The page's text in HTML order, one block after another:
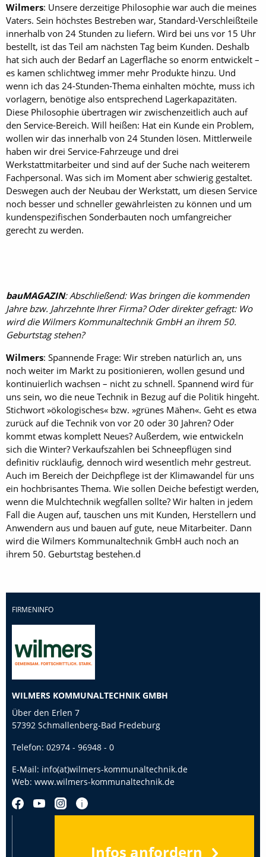
Wilmers: Unsere derzeitige Philosophie war auch die meines
Vaters. Sein höchstes Bestreben war, Standard-Verschleißteile
innerhalb von 24 Stunden zu liefern. Wird bei uns vor 15 Uhr
bestellt, ist das Teil am nächsten Tag beim Kunden. Deshalb
hat sich auch der Bedarf an Lagerfläche so enorm entwickelt –
es kamen schlichtweg immer mehr Produkte hinzu. Und
wenn ich das 24-Stunden-Thema einhalten möchte, muss ich
vorlagern, benötige also entsprechend Lagerkapazitäten.
Diese Philosophie übertragen wir zwischenzeitlich auch auf
den Service-Bereich. Will heißen: Hat ein Kunde ein Problem,
wollen wir das innerhalb von 24 Stunden lösen. Mittlerweile
haben wir drei Service-Fahrzeuge und drei
Werkstattmitarbeiter und sind auf der Suche nach weiterem
Fachpersonal. Was sich im Moment aber schwierig gestaltet.
Deswegen auch der Neubau der Werkstatt, um diesen Service
noch besser und schneller gewährleisten zu können und um
kundenspezifischen Sonderbauten noch umfangreicher
gerecht zu werden.
bauMAGAZIN: Abschließend: Was bringen die kommenden
Jahre bzw. Jahrzehnte Ihrer Firma? Oder direkter gefragt: Wo
wird die Wilmers Kommunaltechnik GmbH an ihrem 50.
Geburtstag stehen?
Wilmers: Spannende Frage: Wir streben natürlich an, uns
noch weiter im Markt zu positionieren, wollen gesund und
kontinuierlich wachsen – nicht zu schnell. Spannend wird für
uns sein, wo die neue Technik in Bezug auf die Politik hingeht.
Stichwort »ökologisches« bzw. »grünes Mähen«. Geht es etwa
zurück auf die Technik von vor 20 oder 30 Jahren? Oder
kommt etwas komplett Neues? Außerdem, wie entwickeln
sich die Winter? Verkaufszahlen bei Schneepflügen sind
definitiv rückläufig, dennoch wird wesentlich mehr gestreut.
Auch im Bereich der Deichpflege ist der Klimawandel für uns
ein hochbrisantes Thema. Wie sollen Deiche befestigt werden,
wenn die Mulchtechnik wegfallen sollte? Wir halten in jedem
Fall die Augen auf, tauschen uns mit Kunden, Herstellern und
Anwendern aus und bauen auf gute, neue Mitarbeiter. Dann
wird die Wilmers Kommunaltechnik ­GmbH auch noch an
ihrem 50. Geburtstag bestehen.d
FIRMENINFO
WILMERS KOMMUNALTECHNIK GMBH
Über den Erlen 7
57392 Schmallenberg-Bad Fredeburg
Telefon: 02974 - 96948 - 0
E-Mail: info(at)wilmers-kommunaltechnik.de
Web: www.wilmers-kommunaltechnik.de
Infos anfordern